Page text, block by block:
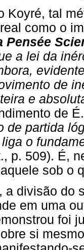
Koyré, tal
como o
Pensée
a lei da
de
e
de
de partida
o
p. 509). É,
sob o
a divisão do
em uma
foi
si